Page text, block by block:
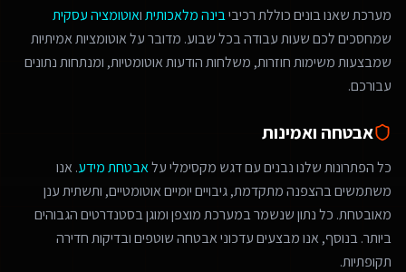
מערכת שאנו בונים כוללת רכיביבינה מלאכותיתואוטומציה עסקית
שמחסכים לכם שעות עבודה בכל שבוע. מדובר על אוטומציות אמיתיות
שמבצעות משימות חוזרות, משלחות הודעות אוטומטיות, ומנתחות נתונים
עבורכם.
אבטחה ואמינות
כל הפתרונות שלנו נבנים עם דגש מקסימלי עלאבטחת מידע. אנו
משתמשים בהצפנה מתקדמת, גיבויים יומיים אוטומטיים, ותשתית ענן
מאובטחת. כל נתון שנשמר במערכת מוצפן ומוגן בסטנדרטים הגבוהים
ביותר. בנוסף, אנו מבצעים עדכוני אבטחה שוטפים ובדיקות חדירה
תקופתיות.